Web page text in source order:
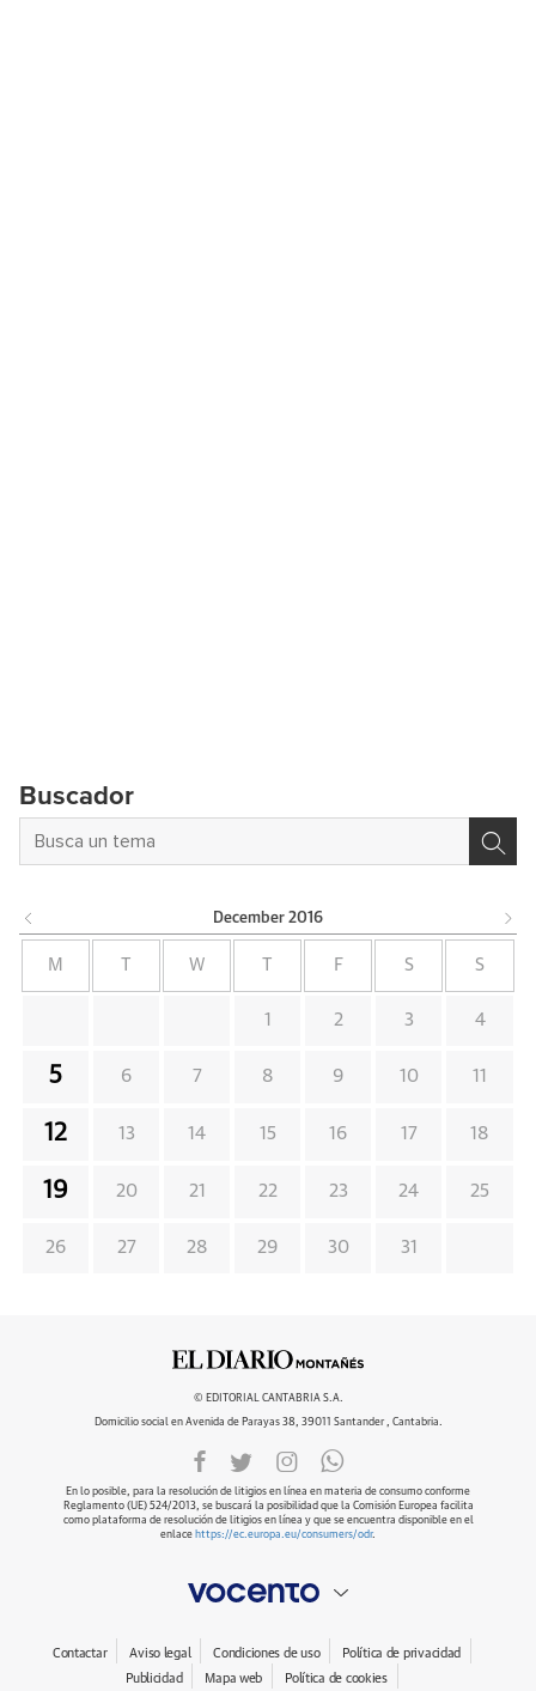
Buscador
December 2016
M W F S S
1 2 3 4
5 6 7 8 9 10 11
12 13 14 15 16 17 18
19 20 21 22 23 24 25
26 27 28 29 30 31
© EDITORIAL CANTABRIA S.A.
Domicilio social en Avenida de Parayas 38, 39011 Santander , Cantabria.
En lo posible, para la resolución de litigios en línea en materia de consumo conforme
Reglamento (UE) 524/2013, se buscará la posibilidad que la Comisión Europea facilita
como plataforma de resolución de litigios en línea y que se encuentra disponible en el
enlace https://ec.europa.eu/consumers/odr.
Contactar Aviso legal Condiciones de uso
Política de privacidad
Publicidad
Mapa web Política de cookies